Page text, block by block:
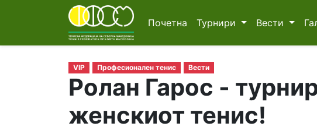
Почетна Турнири Вести
VIP Професионален тенис Вести
Ролан Гарос -
женскиот тенис!